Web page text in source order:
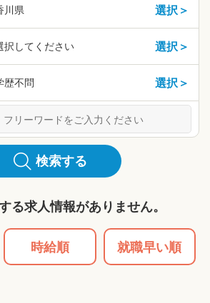
川県 選択＞
択してください 選択＞
歴不問 選択＞
検索する
る求人情報がありません。
時給順 就職早い順